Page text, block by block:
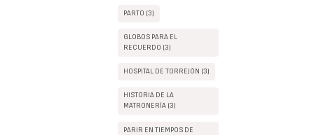
PARTO (3)
GLOBOS PARA EL
RECUERDO (3)
HOSPITAL DE TORREJÓN (3)
HISTORIA DE LA
MATRONERÍA (3)
PARIR EN TIEMPOS DE